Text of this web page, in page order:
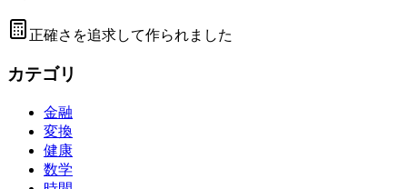
正確さを追求して作られました
カテゴリ
金融
変換
健康
数学